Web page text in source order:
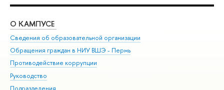
О КАМПУСЕ
Сведения об образовательной организации
Обращения граждан в НИУ ВШЭ - Пермь
Противодействие коррупции
Руководство